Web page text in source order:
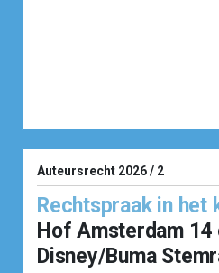
Auteursrecht 2026 / 2
Rechtspraak in het
Hof Amsterdam
Disney/Buma